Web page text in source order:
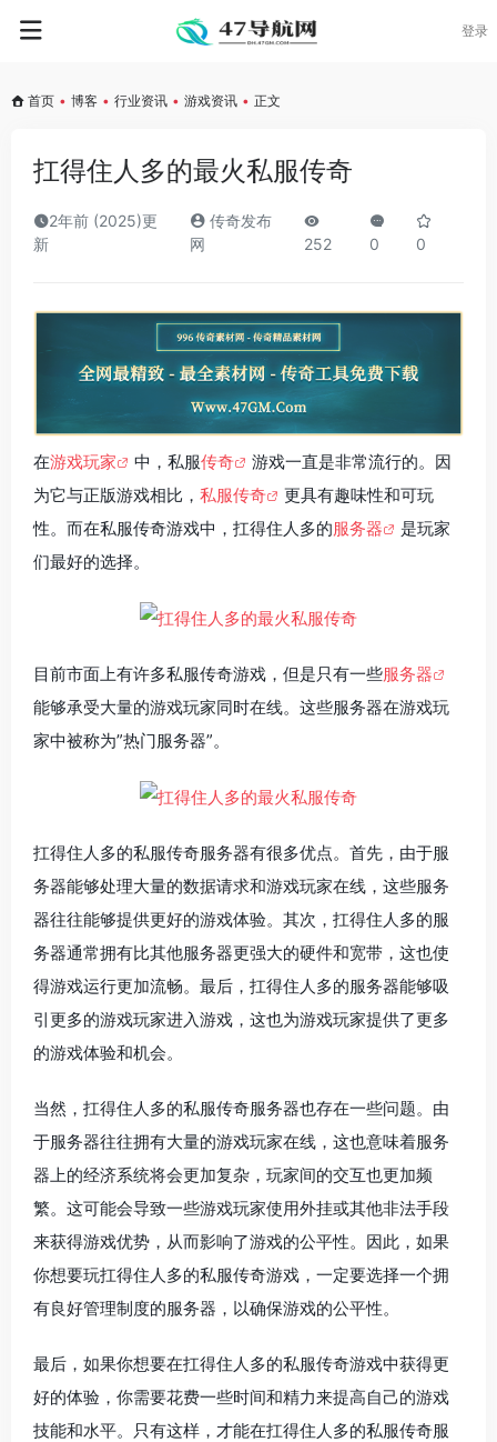
登录
首页 • 博客 • 行业资讯 • 游戏资讯 • 正文
扛得住人多的最火私服传奇
2年前 (2025)更
新
传奇发布
网
252 0 0
在游戏玩家 中，私服传奇
游戏一直是非常流行的。因
为它与正版游戏相比， 私服传奇
更具有趣味性和可玩
性。而在私服传奇游戏中，扛得住人多的服务器
是玩家
们最好的选择。
目前市面上有许多私服传奇游戏，但是只有一些服务器
能够承受大量的游戏玩家同时在线。这些服务器在游戏玩
家中被称为”热门服务器”。
扛得住人多的私服传奇服务器有很多优点。首先，由于服
务器能够处理大量的数据请求和游戏玩家在线，这些服务
器往往能够提供更好的游戏体验。其次，扛得住人多的服
务器通常拥有比其他服务器更强大的硬件和宽带，这也使
得游戏运行更加流畅。最后，扛得住人多的服务器能够吸
引更多的游戏玩家进入游戏，这也为游戏玩家提供了更多
的游戏体验和机会。
当然，扛得住人多的私服传奇服务器也存在一些问题。由
于服务器往往拥有大量的游戏玩家在线，这也意味着服务
器上的经济系统将会更加复杂，玩家间的交互也更加频
繁。这可能会导致一些游戏玩家使用外挂或其他非法手段
来获得游戏优势，从而影响了游戏的公平性。因此，如果
你想要玩扛得住人多的私服传奇游戏，一定要选择一个拥
有良好管理制度的服务器，以确保游戏的公平性。
最后，如果你想要在扛得住人多的私服传奇游戏中获得更
好的体验，你需要花费一些时间和精力来提高自己的游戏
技能和水平。只有这样，才能在扛得住人多的私服传奇服